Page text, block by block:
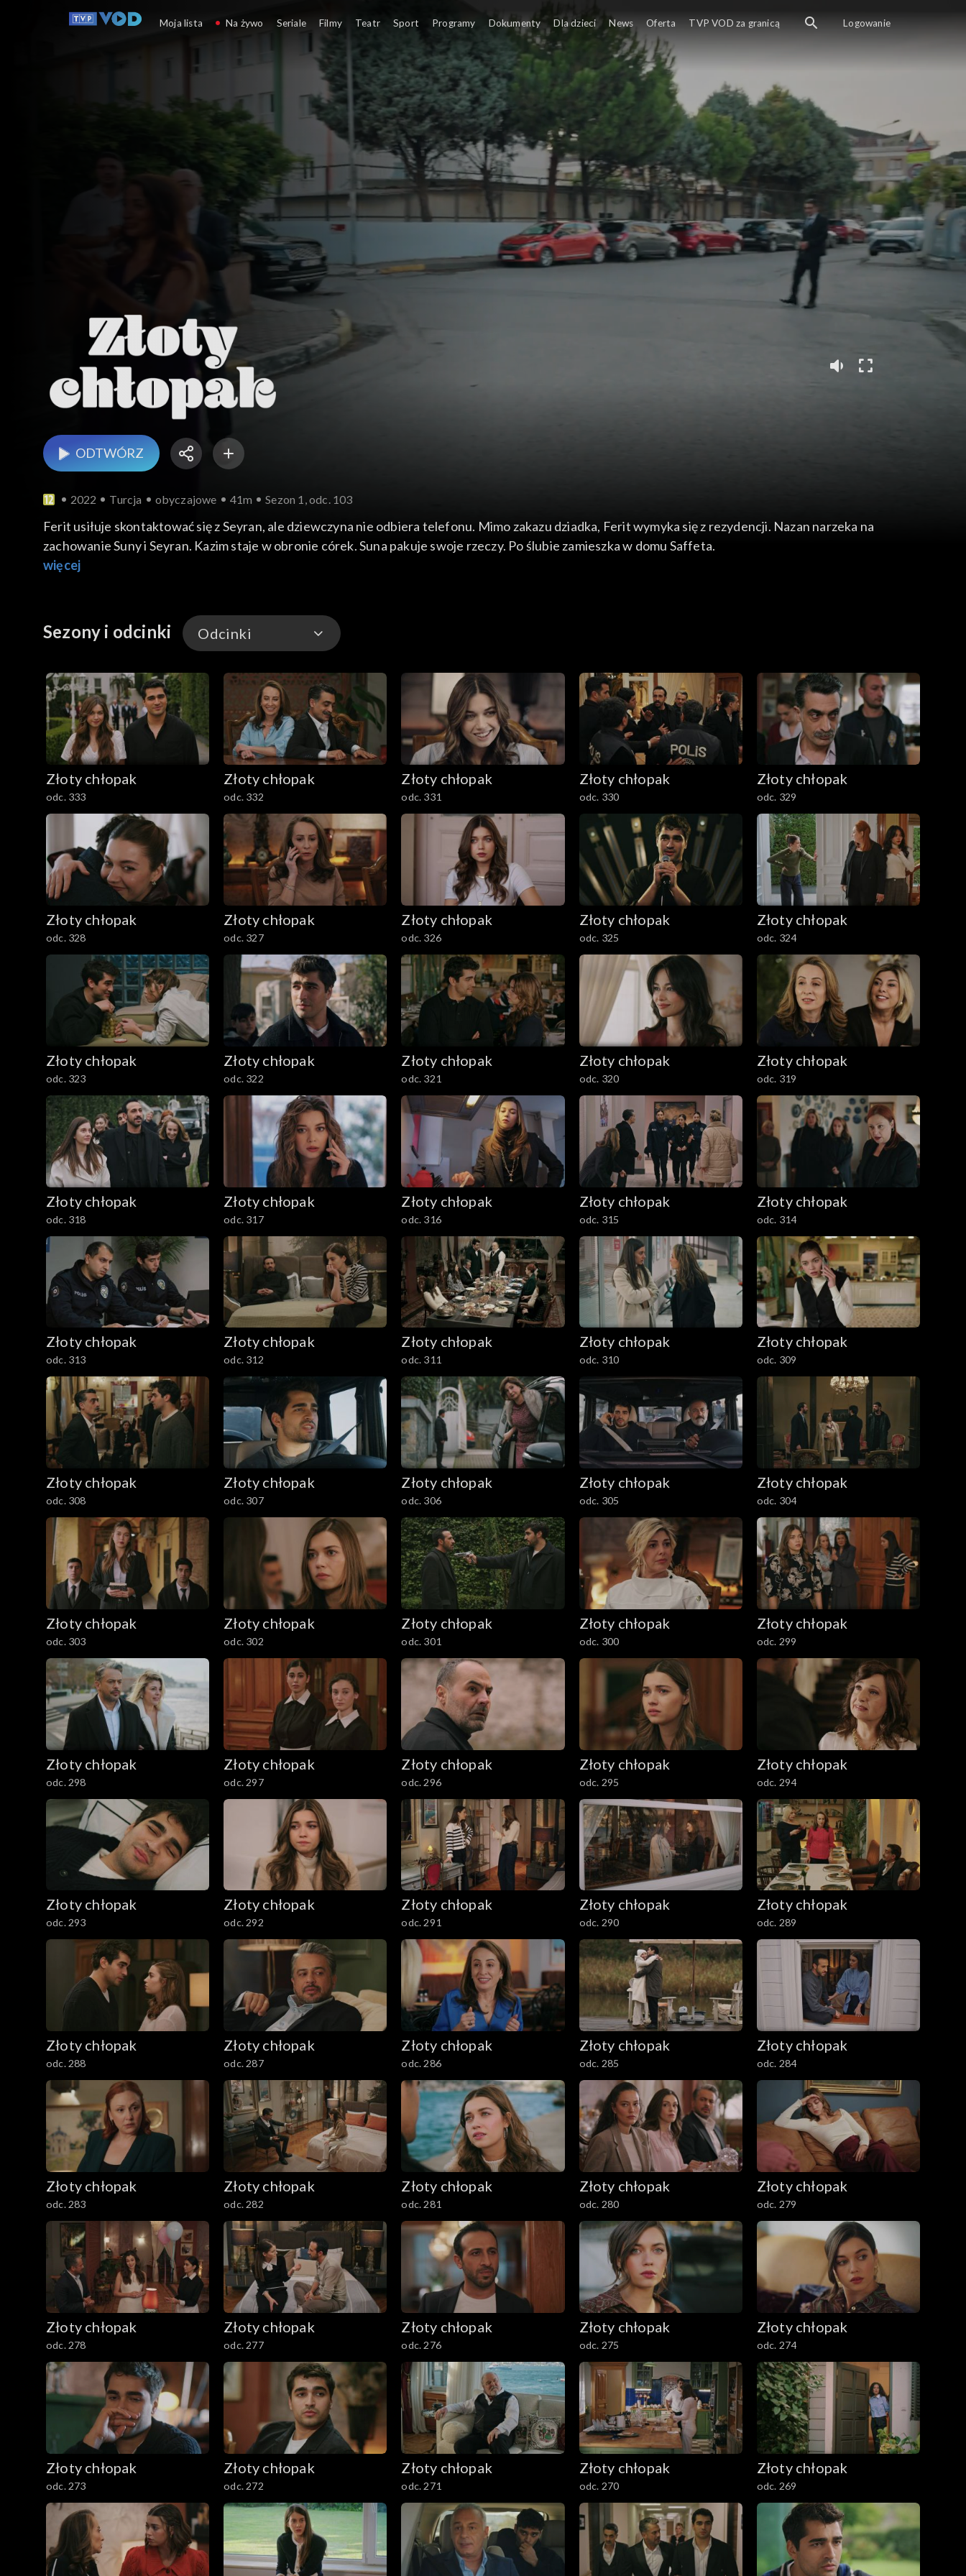
ODTWÓRZ
2022 Turcja obyczajowe 41m Sezon 1, odc. 103
Ferit usiłuje skontaktować się z Seyran, ale dziewczyna nie odbiera telefonu. Mimo zakazu dziadka, Ferit wymyka się z rezydencji. Nazan narzeka na
zachowanie Suny i Seyran. Kazim staje w obronie córek. Suna pakuje swoje rzeczy. Po ślubie zamieszka w domu Saffeta.
więcej
Sezony i odcinki Odcinki
Odcinki
Złoty chłopak
odc. 333
Złoty chłopak
odc. 332
Złoty chłopak
odc. 331
Złoty chłopak
odc. 330
Złoty chłopak
odc. 329
Złoty chłopak
odc. 328
Złoty chłopak
odc. 327
Złoty chłopak
odc. 326
Złoty chłopak
odc. 325
Złoty chłopak
odc. 324
Złoty chłopak
odc. 323
Złoty chłopak
odc. 322
Złoty chłopak
odc. 321
Złoty chłopak
odc. 320
Złoty chłopak
odc. 319
Złoty chłopak
odc. 318
Złoty chłopak
odc. 317
Złoty chłopak
odc. 316
Złoty chłopak
odc. 315
Złoty chłopak
odc. 314
Złoty chłopak
odc. 313
Złoty chłopak
odc. 312
Złoty chłopak
odc. 311
Złoty chłopak
odc. 310
Złoty chłopak
odc. 309
Złoty chłopak
odc. 308
Złoty chłopak
odc. 307
Złoty chłopak
odc. 306
Złoty chłopak
odc. 305
Złoty chłopak
odc. 304
Złoty chłopak
odc. 303
Złoty chłopak
odc. 302
Złoty chłopak
odc. 301
Złoty chłopak
odc. 300
Złoty chłopak
odc. 299
Złoty chłopak
odc. 298
Złoty chłopak
odc. 297
Złoty chłopak
odc. 296
Złoty chłopak
odc. 295
Złoty chłopak
odc. 294
Złoty chłopak
odc. 293
Złoty chłopak
odc. 292
Złoty chłopak
odc. 291
Złoty chłopak
odc. 290
Złoty chłopak
odc. 289
Złoty chłopak
odc. 288
Złoty chłopak
odc. 287
Złoty chłopak
odc. 286
Złoty chłopak
odc. 285
Złoty chłopak
odc. 284
Złoty chłopak
odc. 283
Złoty chłopak
odc. 282
Złoty chłopak
odc. 281
Złoty chłopak
odc. 280
Złoty chłopak
odc. 279
Złoty chłopak
odc. 278
Złoty chłopak
odc. 277
Złoty chłopak
odc. 276
Złoty chłopak
odc. 275
Złoty chłopak
odc. 274
Złoty chłopak
odc. 273
Złoty chłopak
odc. 272
Złoty chłopak
odc. 271
Złoty chłopak
odc. 270
Złoty chłopak
odc. 269
Moja lista Na żywo Seriale Filmy Teatr Sport Programy Dokumenty Dla dzieci News Oferta TVP VOD za granicą Logowanie